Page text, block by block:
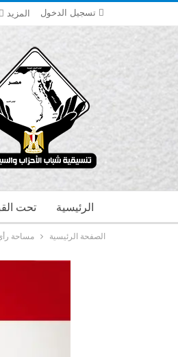
تسجيل الدخول المزيد
تحت الرئيسية
الصفحة الرئيسية مساحة